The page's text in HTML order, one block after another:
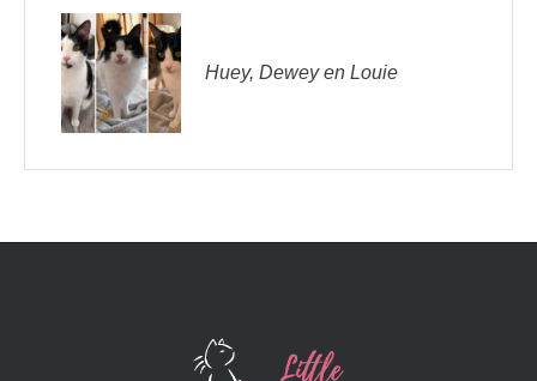
Huey, Dewey en Louie